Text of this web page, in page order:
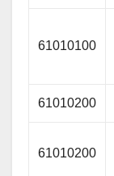
61010100
61010200
61010200